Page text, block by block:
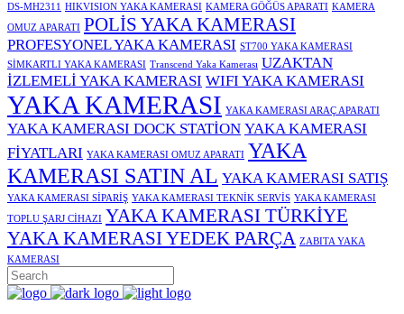
DS-MH2311
HIKVISION YAKA KAMERASI KAMERA GÖĞÜS APARATI KAMERA
OMUZ APARATI POLİS YAKA KAMERASI
PROFESYONEL YAKA KAMERASI ST700 YAKA KAMERASI
SİMKARTLI YAKA KAMERASI Transcend Yaka Kamerası UZAKTAN
İZLEMELİ YAKA KAMERASI WIFI YAKA KAMERASI
YAKA KAMERASI YAKA KAMERASI ARAÇ APARATI
YAKA KAMERASI DOCK STATİON YAKA KAMERASI
FİYATLARI YAKA KAMERASI OMUZ APARATI YAKA
KAMERASI SATIN AL YAKA KAMERASI SATIŞ
YAKA KAMERASI SİPARİŞ YAKA KAMERASI TEKNİK SERVİS YAKA KAMERASI
TOPLU ŞARJ CİHAZI YAKA KAMERASI TÜRKİYE
YAKA KAMERASI YEDEK PARÇA ZABITA YAKA
KAMERASI